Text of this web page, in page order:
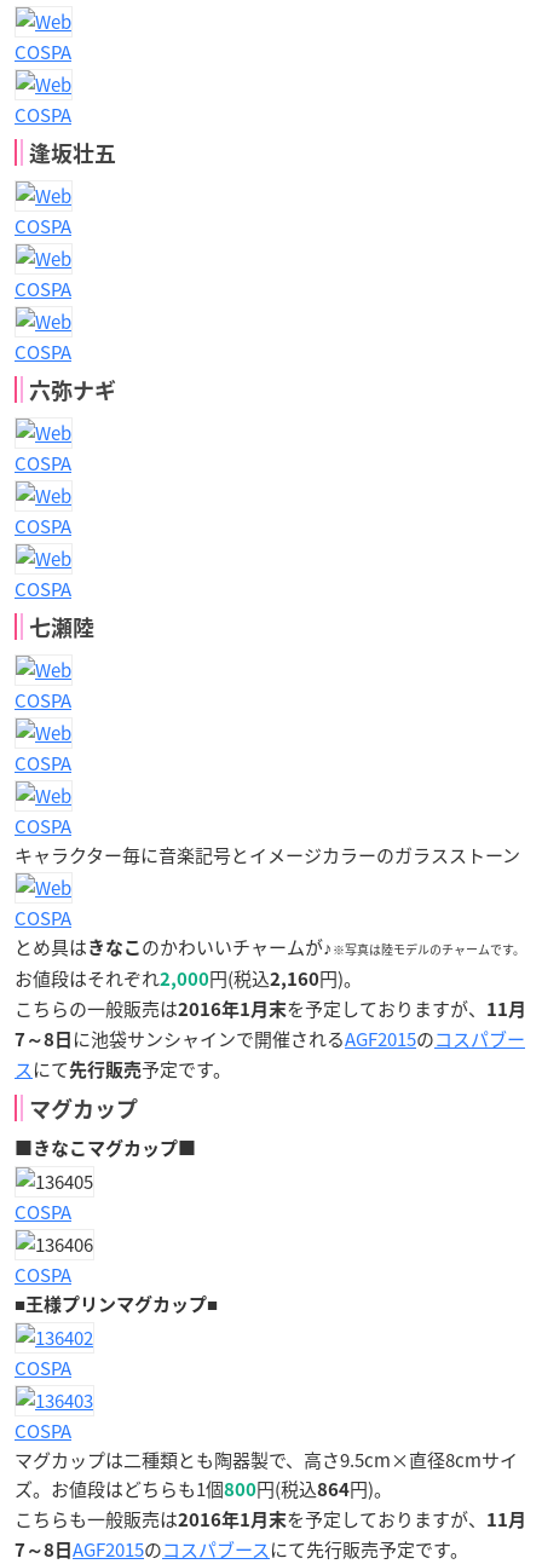
COSPA
COSPA
逢坂壮五
COSPA
COSPA
COSPA
六弥ナギ
COSPA
COSPA
COSPA
七瀬陸
COSPA
COSPA
COSPA
キャラクター毎に音楽記号とイメージカラーのガラスストーン
COSPA
とめ具は きなこ のかわいいチャームが♪ ※写真は陸モデルのチャームです。
お値段はそれぞれ2,000円(税込2,160円)。
こちらの一般販売は2016年1月末を予定しておりますが、
11月
7～8日 に池袋サンシャインで開催されるAGF2015のコスパブー
スにて先行販売予定です。
マグカップ
■きなこマグカップ■
COSPA
COSPA
■王様プリンマグカップ■
COSPA
COSPA
マグカップは二種類とも陶器製で、高さ9.5cm×直径8cmサイ
ズ。お値段はどちらも1個800円(税込864円)。
こちらも一般販売は2016年1月末を予定しておりますが、
11月
7～8日 AGF2015のコスパブースにて先行販売予定です。